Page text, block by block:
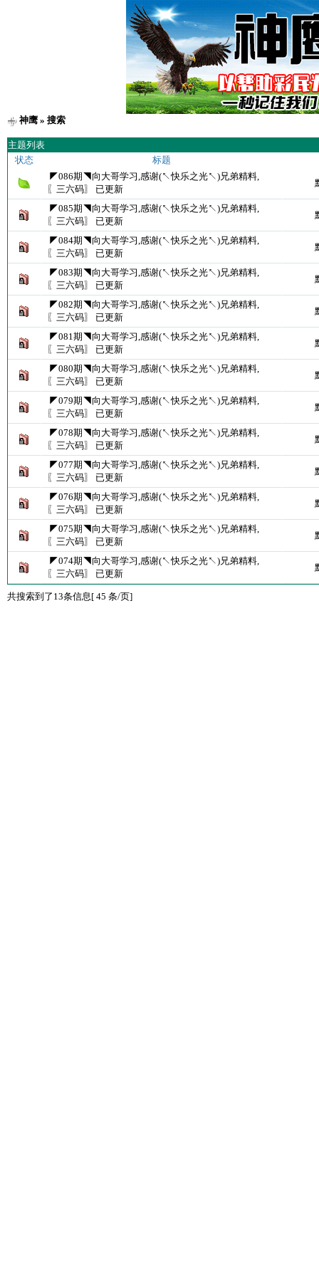
神鹰» 搜索
主题列表
状态
标题
◤086期◥向大哥学习,感谢(↖快乐之光↖)兄弟精料,
〖三六码〗 已更新
◤085期◥向大哥学习,感谢(↖快乐之光↖)兄弟精料,
〖三六码〗 已更新
◤084期◥向大哥学习,感谢(↖快乐之光↖)兄弟精料,
〖三六码〗 已更新
◤083期◥向大哥学习,感谢(↖快乐之光↖)兄弟精料,
〖三六码〗 已更新
◤082期◥向大哥学习,感谢(↖快乐之光↖)兄弟精料,
〖三六码〗 已更新
◤081期◥向大哥学习,感谢(↖快乐之光↖)兄弟精料,
〖三六码〗 已更新
◤080期◥向大哥学习,感谢(↖快乐之光↖)兄弟精料,
〖三六码〗 已更新
◤079期◥向大哥学习,感谢(↖快乐之光↖)兄弟精料,
〖三六码〗 已更新
◤078期◥向大哥学习,感谢(↖快乐之光↖)兄弟精料,
〖三六码〗 已更新
◤077期◥向大哥学习,感谢(↖快乐之光↖)兄弟精料,
〖三六码〗 已更新
◤076期◥向大哥学习,感谢(↖快乐之光↖)兄弟精料,
〖三六码〗 已更新
◤075期◥向大哥学习,感谢(↖快乐之光↖)兄弟精料,
〖三六码〗 已更新
◤074期◥向大哥学习,感谢(↖快乐之光↖)兄弟精料,
〖三六码〗 已更新
共搜索到了13条信息[ 45 条/页]